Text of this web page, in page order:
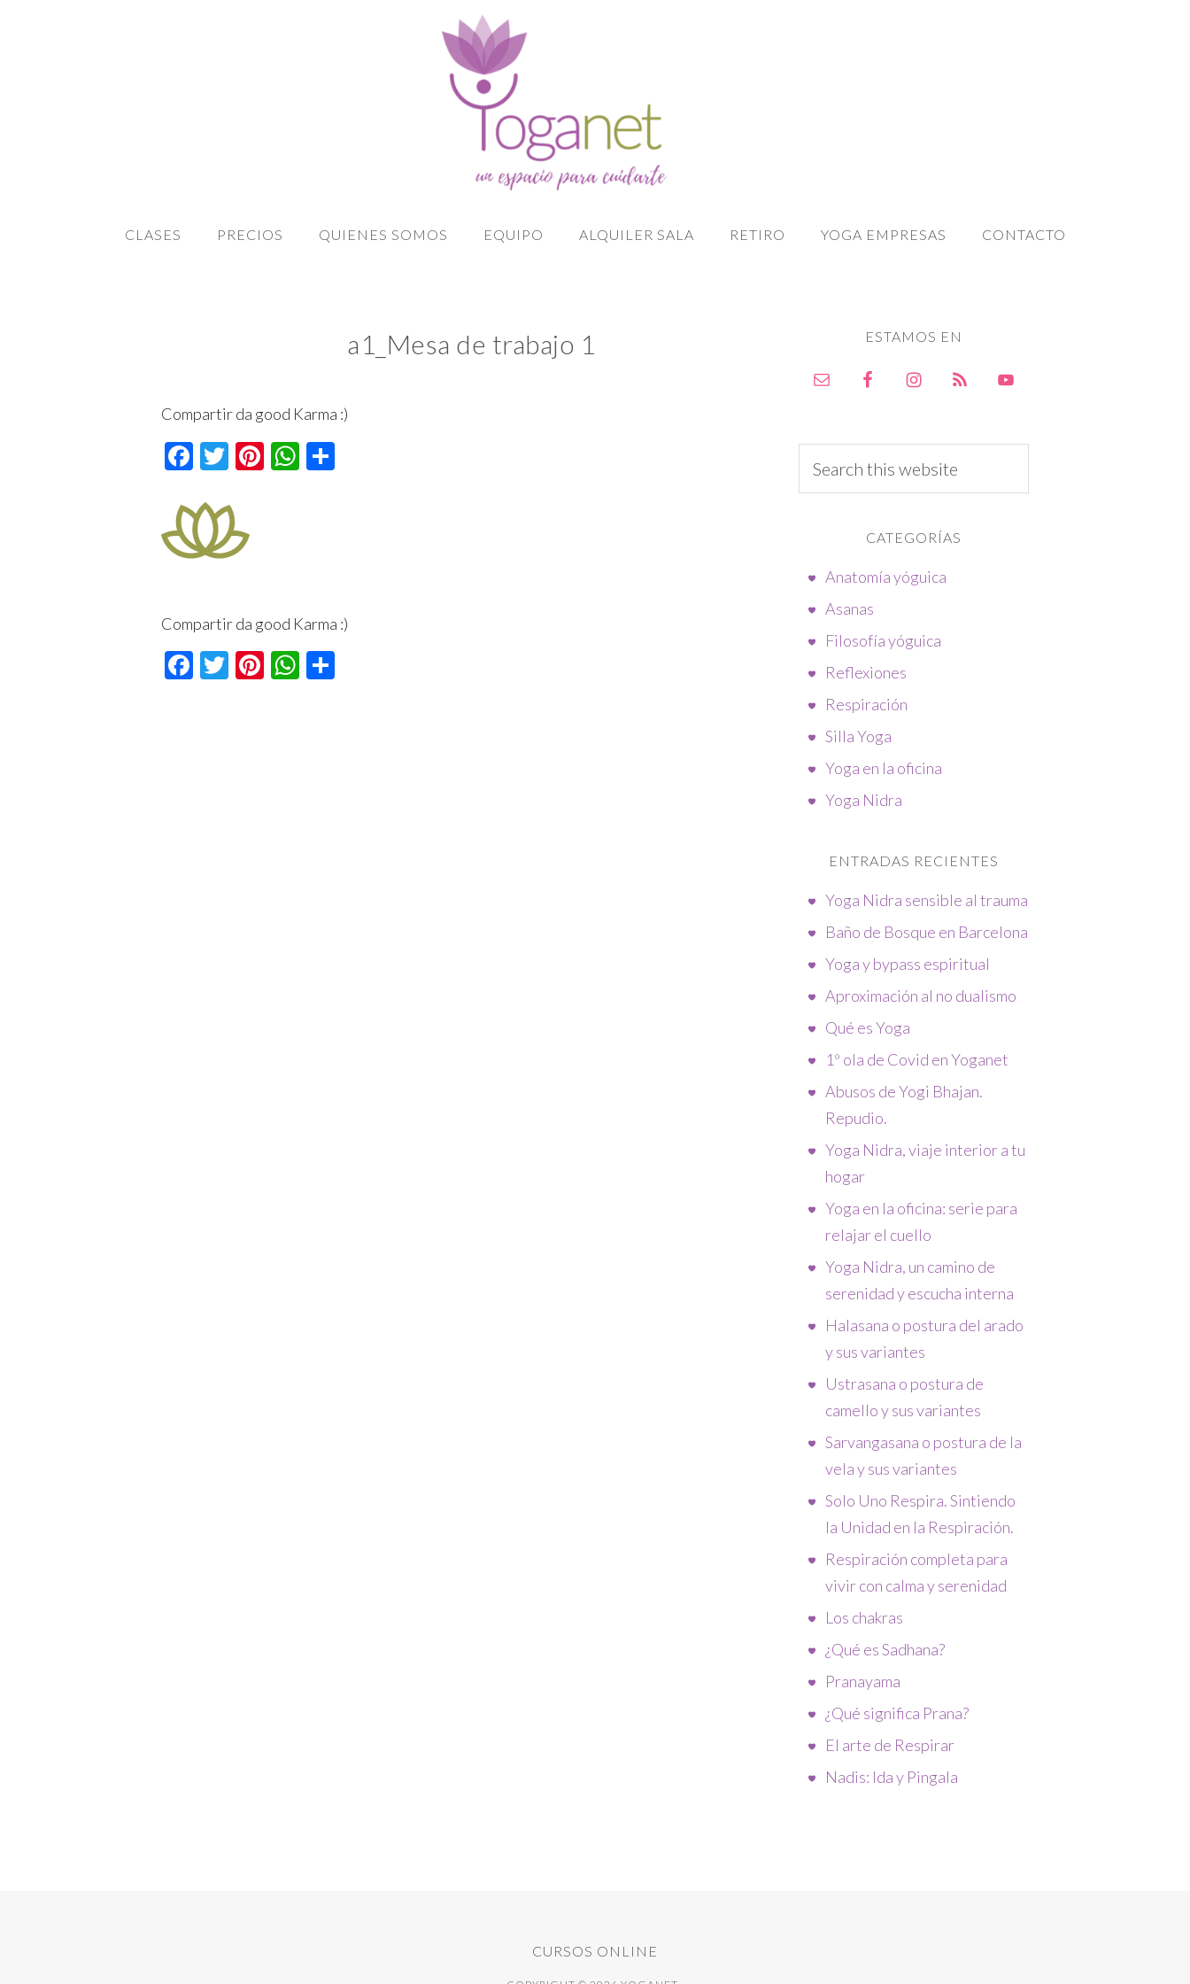
CLASES PRECIOS QUIENES SOMOS EQUIPO ALQUILER SALA RETIRO YOGA EMPRESAS CONTACTO
a1_Mesa de trabajo 1
Compartir da good Karma :)
Facebook
Twitter
Pinterest
WhatsApp
Compartir da good Karma :)
Facebook
Twitter
Pinterest
WhatsApp
ESTAMOS EN
CATEGORÍAS
Anatomía yóguica
Asanas
Filosofía yóguica
Reflexiones
Respiración
Silla Yoga
Yoga en la oficina
Yoga Nidra
ENTRADAS RECIENTES
Yoga Nidra sensible al trauma
Baño de Bosque en Barcelona
Yoga y bypass espiritual
Aproximación al no dualismo
Qué es Yoga
1º ola de Covid en Yoganet
Abusos de Yogi Bhajan.
Repudio.
Yoga Nidra, viaje interior a tu
hogar
Yoga en la oficina: serie para
relajar el cuello
Yoga Nidra, un camino de
serenidad y escucha interna
Halasana o postura del arado
y sus variantes
Ustrasana o postura de
camello y sus variantes
Sarvangasana o postura de la
vela y sus variantes
Solo Uno Respira. Sintiendo
la Unidad en la Respiración.
Respiración completa para
vivir con calma y serenidad
Los chakras
¿Qué es Sadhana?
Pranayama
¿Qué significa Prana?
El arte de Respirar
Nadis: Ida y Pingala
CURSOS ONLINE